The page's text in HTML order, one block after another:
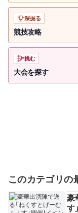
深掘る
競技攻略
挑む
大会を探す
このカテゴリの
豪
す